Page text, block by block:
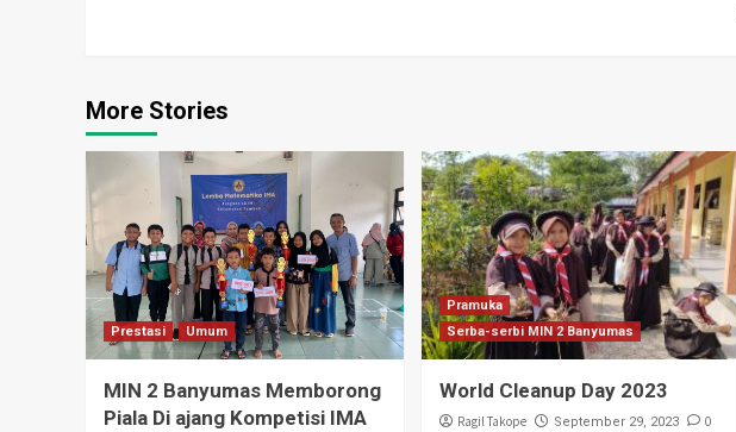
More Stories
Prestasi Umum
MIN 2 Banyumas Memborong
Piala Di ajang Kompetisi IMA
Pramuka
Serba-serbi MIN 2 Banyumas
World Cleanup Day 2023
Ragil Takope September 29, 2023 0